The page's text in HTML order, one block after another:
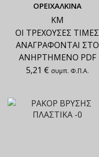
ΟΡΕΙΧΑΛΚΙΝΑ
ΚΜ
ΟΙ ΤΡΕΧΟΥΣΕΣ ΤΙΜΕΣ
ΑΝΑΓΡΑΦΟΝΤΑΙ ΣΤΟ
ΑΝΗΡΤΗΜΕΝΟ PDF
5,21 € συμπ. Φ.Π.Α.